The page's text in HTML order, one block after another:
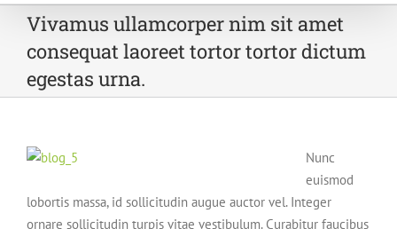
Vivamus ullamcorper nim sit amet
consequat laoreet tortor tortor dictum
egestas urna.
Nunc
euismod
lobortis massa, id sollicitudin augue auctor vel. Integer
ornare sollicitudin turpis vitae vestibulum. Curabitur faucibus